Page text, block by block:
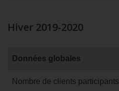
Hiver 2019-2020
globales
2019-
Données globales
Nombre de clients participants